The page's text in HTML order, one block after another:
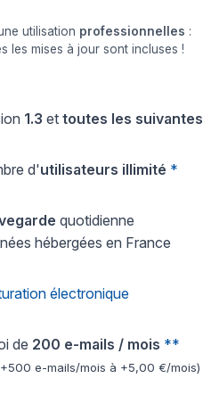
utilisation professionnelles :
les mises à jour sont incluses !
1.3 et toutes les suivantes
d'utilisateurs illimité *
quotidienne
hébergées en France
électronique
de 200 e-mails / mois **
e-mails/mois à +5,00 €/mois)